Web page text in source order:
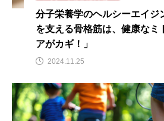
貧血 貧血 鉄 貧血鉄
鉄、 銅
分子栄養学のヘルシーエイジ
を支える骨格筋は、健康なミ
アがカギ！」
2024.11.25